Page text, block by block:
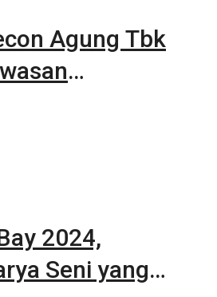
Agung Tbk
2024,
Seni yang